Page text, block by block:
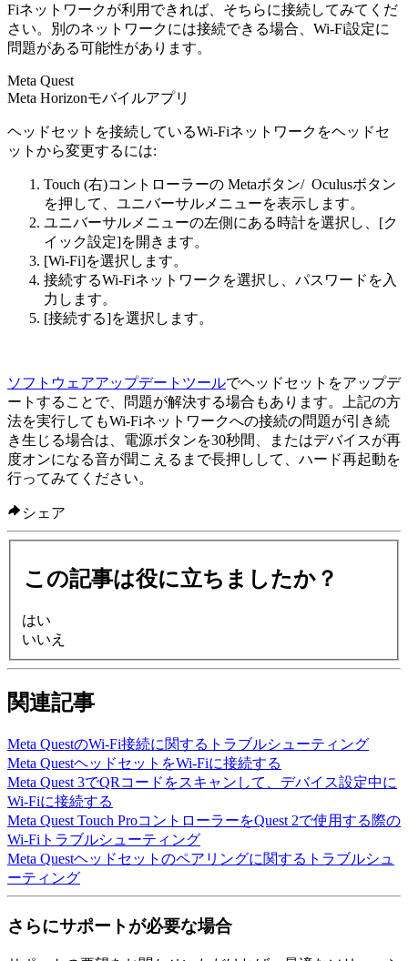
Fiネットワークが利用できれば、そちらに接続してみてくだ
さい。別のネットワークには接続できる場合、Wi-Fi設定に
問題がある可能性があります。
Meta Quest
Meta Horizonモバイルアプリ
ヘッドセットを接続しているWi-Fiネットワークをヘッドセ
ットから変更するには:
Touch (右)コントローラーの Metaボタン/ Oculusボタン
を押して、ユニバーサルメニューを表示します。
ユニバーサルメニューの左側にある時計を選択し、 [ク
イック設定]を開きます。
[Wi-Fi]を選択します。
接続するWi-Fiネットワークを選択し、パスワードを入
力します。
[接続する]を選択します。
ソフトウェアアップデートツールでヘッドセットをアップデ
ートすることで、問題が解決する場合もあります。上記の方
法を実行してもWi-Fiネットワークへの接続の問題が引き続
き生じる場合は、電源ボタンを30秒間、またはデバイスが再
度オンになる音が聞こえるまで長押しして、ハード再起動を
行ってみてください。
シェア
この記事は役に立ちましたか？
はい
いいえ
関連記事
Meta QuestのWi-Fi接続に関するトラブルシューティング
Meta QuestヘッドセットをWi-Fiに接続する
Meta Quest 3でQRコードをスキャンして、デバイス設定中に
Wi-Fiに接続する
Meta Quest Touch ProコントローラーをQuest 2で使用する際の
Wi-Fiトラブルシューティング
Meta Questヘッドセットのペアリングに関するトラブルシュ
ーティング
さらにサポートが必要な場合